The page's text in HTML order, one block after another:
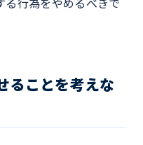
る行為をやめるべきで
ることを考えな